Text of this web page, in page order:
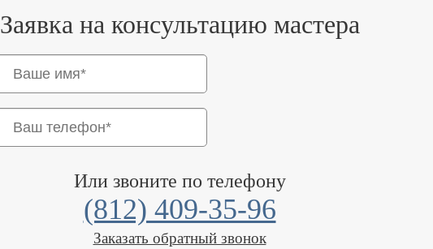
Заявка на консультацию мастера
Или звоните по телефону
(812) 409-35-96
Заказать обратный звонок